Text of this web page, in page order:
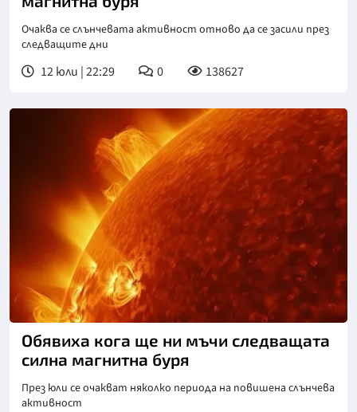
Очаква се слънчевата активност отново да се засили през
следващите дни
12 юли | 22:29 0 138627
Снимка: Freepik
Обявиха кога ще ни мъчи следващата
силна магнитна буря
През юли се очакват няколко периода на повишена слънчева
активност